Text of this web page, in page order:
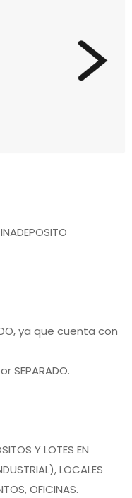
ya que cuenta con
Y LOTES EN
LOCALES
OFICINAS.